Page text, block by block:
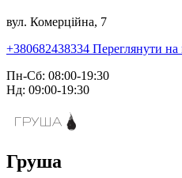
вул. Комерційна, 7
+380682438334 Переглянути на
Пн-Сб: 08:00-19:30
Нд: 09:00-19:30
Груша